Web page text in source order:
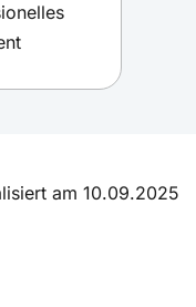
am 10.09.2025